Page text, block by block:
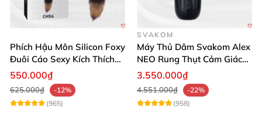
Phích Hậu Môn Silicon Foxy
Đuôi Cáo Sexy Kích Thích
Đỉnh Cao
550.000₫
625.000₫
-12%
(965)
SVAKOM
Máy Thủ Dâm Svakom Alex
NEO Rung Thụt Cảm Giác
Thật, App Điều Khiển
3.550.000₫
4.551.000₫
-22%
(958)